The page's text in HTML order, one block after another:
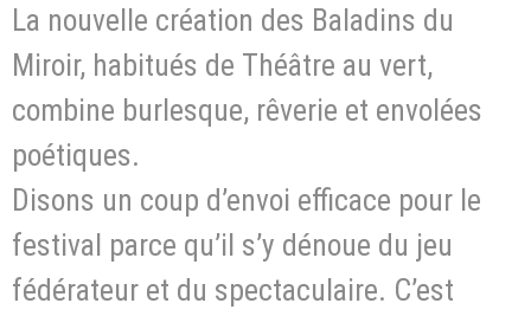
La nouvelle création des Baladins du
Miroir, habitués de Théâtre au vert,
combine burlesque, rêverie et envolées
poétiques.
Disons un coup d’envoi efficace pour le
festival parce qu’il s’y dénoue du jeu
fédérateur et du spectaculaire. C’est